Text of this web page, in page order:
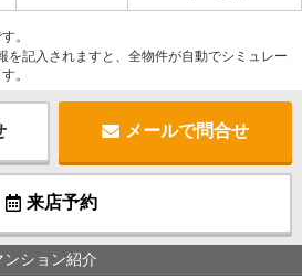
。
を記入されますと、全物件が自動でシミュレー
。
メールで問合せ
来店予約
ション紹介